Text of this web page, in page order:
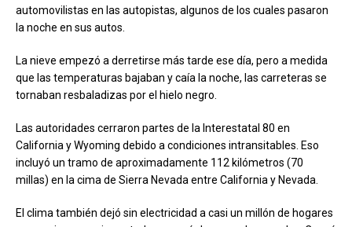
automovilistas en las autopistas, algunos de los cuales pasaron
la noche en sus autos.
La nieve empezó a derretirse más tarde ese día, pero a medida
que las temperaturas bajaban y caía la noche, las carreteras se
tornaban resbaladizas por el hielo negro.
Las autoridades cerraron partes de la Interestatal 80 en
California y Wyoming debido a condiciones intransitables. Eso
incluyó un tramo de aproximadamente 112 kilómetros (70
millas) en la cima de Sierra Nevada entre California y Nevada.
El clima también dejó sin electricidad a casi un millón de hogares